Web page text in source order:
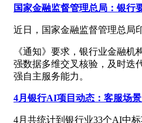
国家金融监督管理总局：银行
近日，国家金融监督管理总局
《通知》要求，银行业金融
强数据多维交叉核验，及时迭
强自主服务能力。
4月银行AI项目动态：客服场
4月共统计到银行业33个AI中